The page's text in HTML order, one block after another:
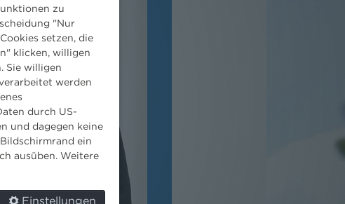
zu
"Nur
setzen, die
klicken, willigen
Sie willigen
werden
durch US-
und dagegen keine
ein
ausüben. Weitere
Einstellungen